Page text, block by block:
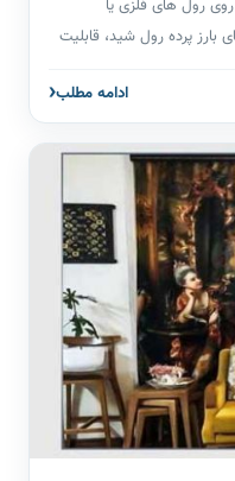
رول های فلزی یا
پرده رول شید، قابلیت
را به دلخواه تنظیم کرد. پرده
دارد، بهترین انتخاب برای
خواب یا حتی اداره ها
دکوراسیون و به روز کردن
بخش های مختلفی تشکیل
محیط با وسایل های مختلف
کنیم. برای مدرنیته
نیست؛ چراکه ممکن است
که بروز بودن و کاربردی
است که بروز باشیم!
ادامه مطلب